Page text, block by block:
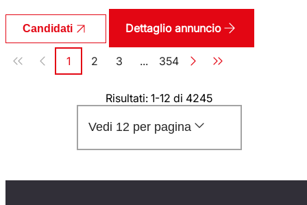
Candidati Dettaglio annuncio
Paginazione
Pagina
1 Pagina
2 Pagina
3 ... Pagina
354
Risultati: 1-12 di 4245
Vedi 12 per pagina